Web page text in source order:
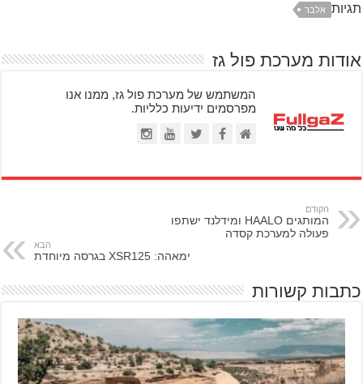
תגיות אלבר
אודות מערכת פול גז
המשתמש של מערכת פול גז, ממנו אנו
מפרסמים ידיעות כלליות.
הקודם
המותגים HAALO ומידלנד ישתפו
פעולה למערכת קסדה
הבא
ימאהה: XSR125 בגרסה מיוחדת
כתבות קשורות